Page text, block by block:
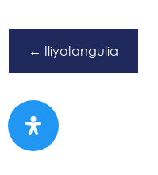
← Iliyotangulia